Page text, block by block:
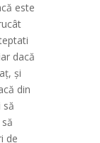
este
dacă
și
din
să
de